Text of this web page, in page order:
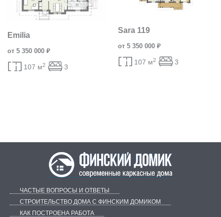
Emilia
от 5 350 000 ₽
107 м2 3
Sara 119
от 5 350 000 ₽
107 м2 3
ЧАСТЫЕ ВОПРОСЫ И ОТВЕТЫ
СТРОИТЕЛЬСТВО ДОМА С ФИНСКИМ ДОМИКОМ
КАК ПОСТРОЕНА РАБОТА